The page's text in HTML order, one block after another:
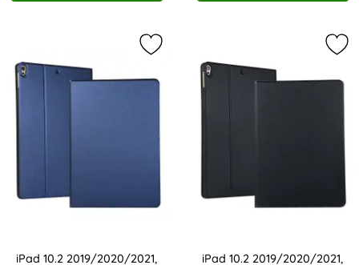
iPad 10.2 2019/2020/2021,
Markera iPad 10.2 2019/2020/
iPad 10.2 2019/2020/2021,